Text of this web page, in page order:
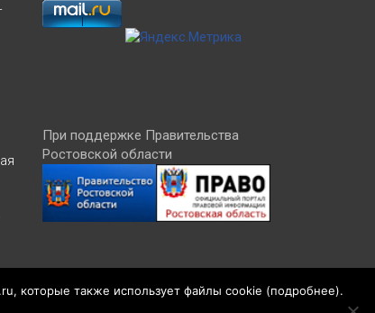
При поддержке Правительства
Ростовской области
которые также использует файлы cookie (подробнее).